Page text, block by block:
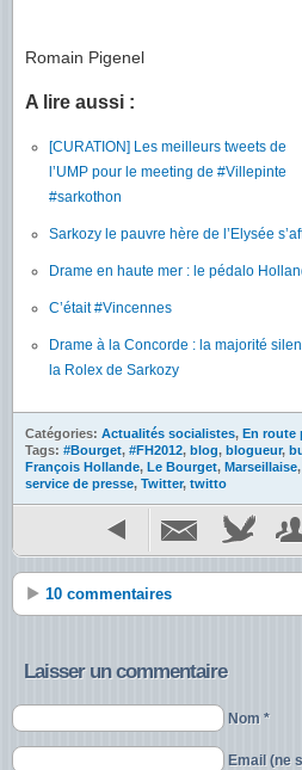
Romain Pigenel
A lire aussi :
[CURATION] Les meilleurs tweets de
l’UMP pour le meeting de #Villepinte
#sarkothon
Sarkozy le pauvre hère de l’Elysée
Drame en haute mer : le pédalo
C’était #Vincennes
Drame à la Concorde : la majorité
la Rolex de Sarkozy
Catégories: Actualités socialistes, En route
Tags: #Bourget, #FH2012, blog, blogueur,
François Hollande, Le Bourget, Marseillaise,
service de presse, Twitter, twitto
10 commentaires
Laisser un commentaire
Nom *
Email (ne